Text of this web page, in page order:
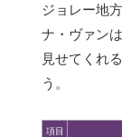
ジョレー地
ナ・ヴァン
見せてくれ
う。
項目